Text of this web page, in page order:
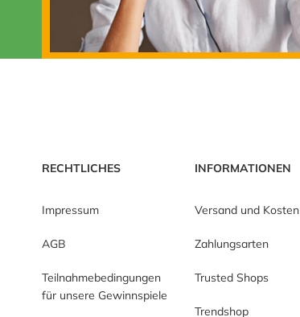
RECHTLICHES
Impressum
AGB
Teilnahmebedingungen
für unsere Gewinnspiele
INFORMATIONEN
Versand und Kosten
Zahlungsarten
Trusted Shops
Trendshop